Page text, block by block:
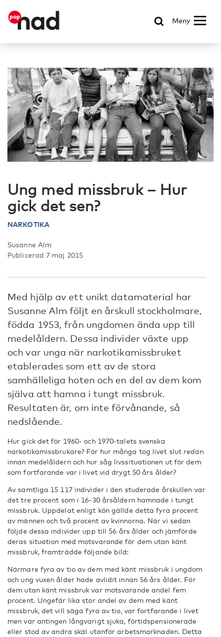
Meny
Ung med missbruk – Hur
gick det sen?
NARKOTIKA
Susanne Alm
Publicerad 7 maj 2015
Med hjälp av ett unikt datamaterial har
Susanne Alm följt en årskull stockholmare,
födda 1953, från ungdomen ända upp till
medelåldern. Dessa individer växte upp
och var unga när narkotikamissbruket
etablerades som ett av de stora
samhälleliga hoten och en del av dem kom
själva att hamna i tungt missbruk.
Resultaten är, om inte förvånande, så
nedslående.
Hur gick det för 1960- och 1970-talets svenska
narkotikamissbrukare? För hur många tog livet slut redan
innan medelåldern och hur såg livssituationen ut för dem
som fortfarande var i livet vid drygt 50 års ålder?
Av samtliga 15 117 individer i den studerade årskullen var
det tre procent som i 16-30 årsåldern hamnade i tungt
missbruk. Uppdelat enligt kön gällde detta fyra procent
av männen och två procent av kvinnorna. När vi sedan
följde dessa individer upp till 56 års ålder och jämförde
deras situation med motsvarande för dem utan känt
missbruk, framträdde följande bild:
Närmare fyra av tio av dem med känt missbruk i ungdom
och ung vuxen ålder hade avlidit innan 56 års ålder. För
dem utan känt missbruk var motsvarande andel fem
procent. Ungefär lika stor andel av dem med känt
missbruk, det vill säga fyra av tio, var fortfarande i livet
men var antingen långvarigt sjuka, förtidspensionerade
eller stod av andra skäl utanför arbetsmarknaden. Detta